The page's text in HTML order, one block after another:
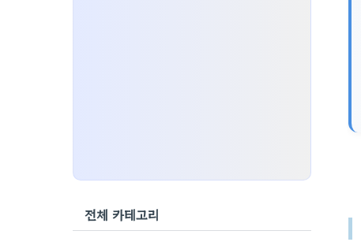
전체 카테고리